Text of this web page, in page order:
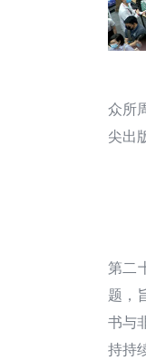
众所
尖出
第二
题，
书与
持持